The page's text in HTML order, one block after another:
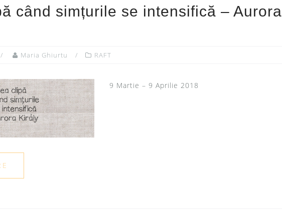
când simțurile se intensifică – Aurora
Maria Ghiurtu RAFT
9 Martie – 9 Aprilie 2018